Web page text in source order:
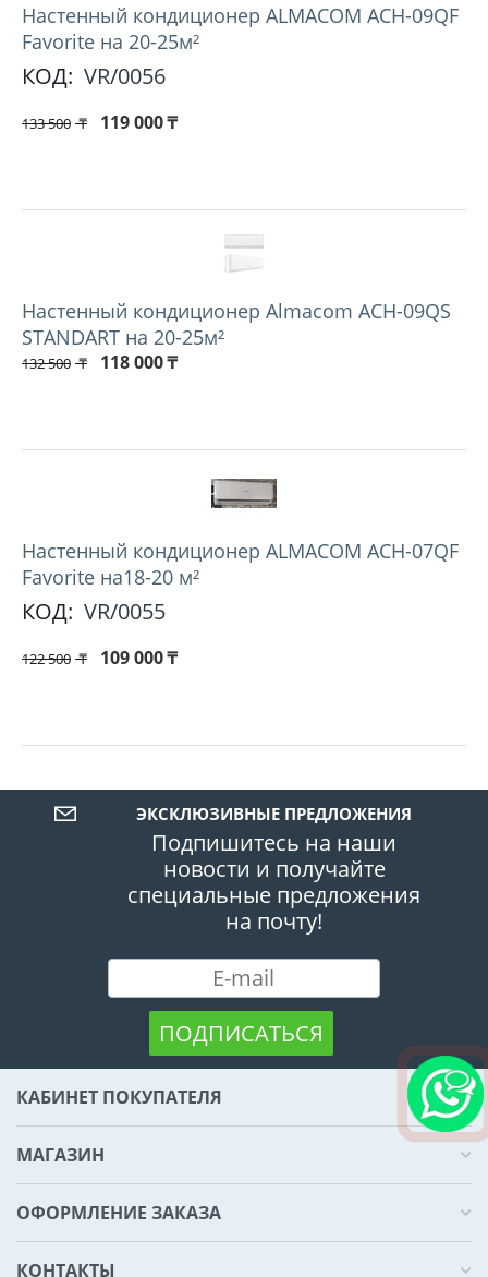
Hастенный кондиционер ALMACOM ACH-09QF
Favorite на 20-25м²
КОД: VR/0056
133 500 ₸ 119 000₸
Настенный кондиционер Almacom ACH-09QS
STANDART на 20-25м²
132 500 ₸ 118 000₸
Hастенный кондиционер ALMACOM ACH-07QF
Favorite на18-20 м²
КОД: VR/0055
122 500 ₸ 109 000₸
ЭКСКЛЮЗИВНЫЕ ПРЕДЛОЖЕНИЯ
Подпишитесь на наши
новости и получайте
специальные предложения
на почту!
ПОДПИСАТЬСЯ
КАБИНЕТ ПОКУПАТЕЛЯ
МАГАЗИН
ОФОРМЛЕНИЕ ЗАКАЗА
КОНТАКТЫ